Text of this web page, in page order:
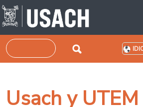
Pasar al contenido principal
Buscar
Usach y